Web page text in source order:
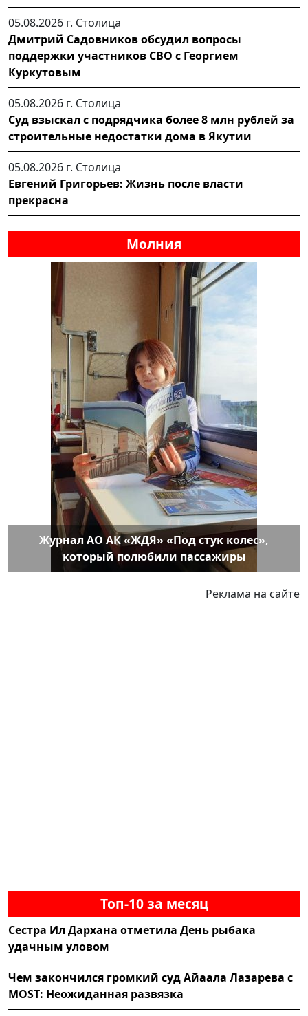
05.08.2026 г. Столица
Дмитрий Садовников обсудил вопросы
поддержки участников СВО с Георгием
Куркутовым
05.08.2026 г. Столица
Суд взыскал с подрядчика более 8 млн рублей за
строительные недостатки дома в Якутии
05.08.2026 г. Столица
Евгений Григорьев: Жизнь после власти
прекрасна
Молния
Журнал АО АК «ЖДЯ» «Под стук колес»,
который полюбили пассажиры
Реклама на сайте
Топ-10 за месяц
Сестра Ил Дархана отметила День рыбака
удачным уловом
Чем закончился громкий суд Айаала Лазарева с
MOST: Неожиданная развязка